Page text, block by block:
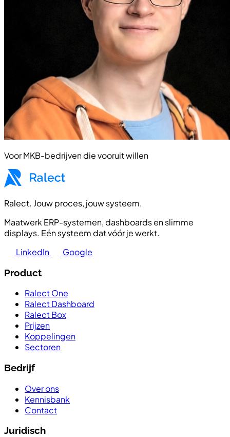
Voor MKB-bedrijven die vooruit willen
Ralect. Jouw proces, jouw systeem.
Maatwerk ERP-systemen, dashboards en slimme
displays. Eén systeem dat vóór je werkt.
LinkedIn
Google
Product
Ralect One
Ralect Dashboard
Ralect Box
Prijzen
Koppelingen
Sectoren
Bedrijf
Over ons
Kennisbank
Contact
Juridisch